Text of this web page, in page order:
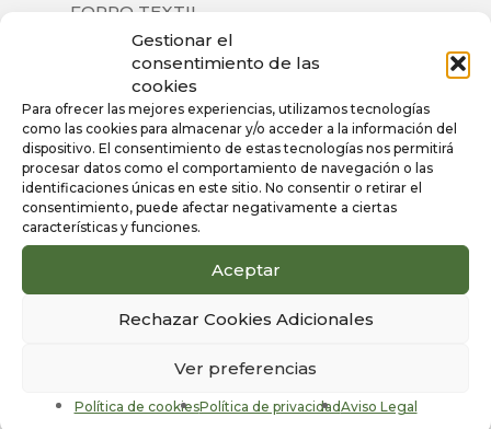
Gestionar el
consentimiento de las
cookies
Para ofrecer las mejores experiencias, utilizamos tecnologías
como las cookies para almacenar y/o acceder a la información del
dispositivo. El consentimiento de estas tecnologías nos permitirá
procesar datos como el comportamiento de navegación o las
identificaciones únicas en este sitio. No consentir o retirar el
consentimiento, puede afectar negativamente a ciertas
características y funciones.
Aceptar
Rechazar Cookies Adicionales
Ver preferencias
Política de cookiesPolítica de privacidadAviso Legal
FORRO TEXTIL
SUELA SINTÉTICA
Información
adicional
Azul Marino